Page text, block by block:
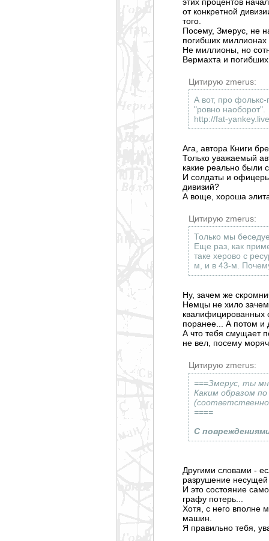
от конкретной
того.
Посему, Змерус, не
погибших
Не миллионы, но
Вермахта и
Цитирую zmerus:
А вот, про фолькс-
"ровно наоборот".
http://fat-
Ага, автора Книги
Только уважаемый
какие реально были
И солдаты и
дивизий?
А воще, хороша
Цитирую zmerus:
Только мы
Еще раз, как
таке херово с
м, и в 43-м.
Ну, зачем же
Немцы не хило
квалифицированных
поранее... А потом и
А что тебя смущает
не вел, посему
Цитирую zmerus:
===Змерус, ты
Каким образом
(соответственно
====
С
Другими словами -
разрушение несущей
И это состояние
графу потерь...
Хотя, с него вполне
машин.
Я правильно тебя,